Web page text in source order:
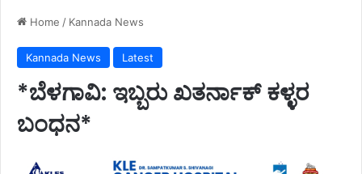
Home / Kannada News
Kannada News Latest
*ಬೆಳಗಾವಿ: ಇಬ್ಬರು ಖತರ್ನಾಕ್ ಕಳ್ಳರ
ಬಂಧನ*